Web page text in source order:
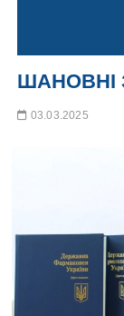
ШАНОВНІ
03.03.2025